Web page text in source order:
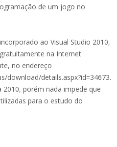
de um jogo no
ao Visual Studio 2010,
na Internet
no endereço
download/details.aspx?id=34673.
porém nada impede que
para o estudo do